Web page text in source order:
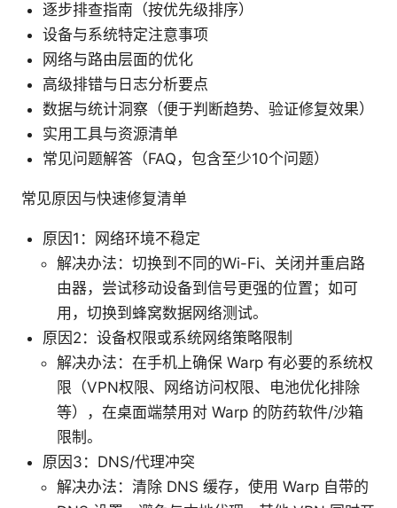
逐步排查指南（按优先级排序）
设备与系统特定注意事项
网络与路由层面的优化
高级排错与日志分析要点
数据与统计洞察（便于判断趋势、验证修复效果）
实用工具与资源清单
常见问题解答（FAQ，包含至少10个问题）
常见原因与快速修复清单
原因1：网络环境不稳定
解决办法：切换到不同的Wi-Fi、关闭并重启路
由器，尝试移动设备到信号更强的位置；如可
用，切换到蜂窝数据网络测试。
原因2：设备权限或系统网络策略限制
解决办法：在手机上确保 Warp 有必要的系统权
限（VPN权限、网络访问权限、电池优化排除
等），在桌面端禁用对 Warp 的防药软件/沙箱
限制。
原因3：DNS/代理冲突
解决办法：清除 DNS 缓存，使用 Warp 自带的